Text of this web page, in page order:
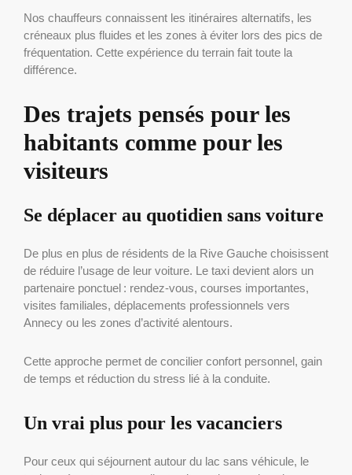
Nos chauffeurs connaissent les itinéraires alternatifs, les
créneaux plus fluides et les zones à éviter lors des pics de
fréquentation. Cette expérience du terrain fait toute la
différence.
Des trajets pensés pour les
habitants comme pour les
visiteurs
Se déplacer au quotidien sans voiture
De plus en plus de résidents de la Rive Gauche choisissent
de réduire l’usage de leur voiture. Le taxi devient alors un
partenaire ponctuel : rendez-vous, courses importantes,
visites familiales, déplacements professionnels vers
Annecy ou les zones d’activité alentours.
Cette approche permet de concilier confort personnel, gain
de temps et réduction du stress lié à la conduite.
Un vrai plus pour les vacanciers
Pour ceux qui séjournent autour du lac sans véhicule, le